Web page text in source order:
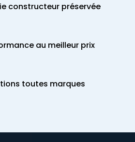
constructeur préservée
au meilleur prix
toutes marques